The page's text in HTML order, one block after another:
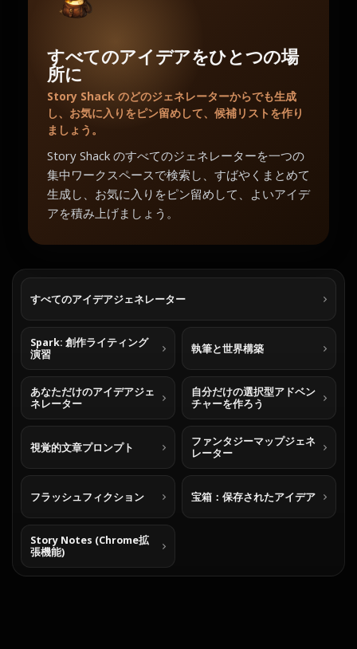
すべてのアイデアをひとつの場
所に
Story Shack のどのジェネレーターからでも生成
し、お気に入りをピン留めして、候補リストを作り
ましょう。
Story Shack のすべてのジェネレーターを一つの
集中ワークスペースで検索し、すばやくまとめて
生成し、お気に入りをピン留めして、よいアイデ
アを積み上げましょう。
すべてのアイデアジェネレーター
Spark: 創作ライティング
演習
執筆と世界構築
あなただけのアイデアジェ
ネレーター
自分だけの選択型アドベン
チャーを作ろう
視覚的文章プロンプト
ファンタジーマップジェネ
レーター
フラッシュフィクション 宝箱：保存されたアイデア
Story Notes (Chrome拡
張機能)